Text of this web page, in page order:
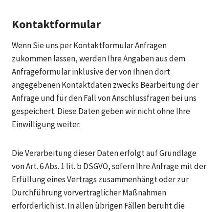
Kontaktformular
Wenn Sie uns per Kontaktformular Anfragen
zukommen lassen, werden Ihre Angaben aus dem
Anfrageformular inklusive der von Ihnen dort
angegebenen Kontaktdaten zwecks Bearbeitung der
Anfrage und für den Fall von Anschlussfragen bei uns
gespeichert. Diese Daten geben wir nicht ohne Ihre
Einwilligung weiter.
Die Verarbeitung dieser Daten erfolgt auf Grundlage
von Art. 6 Abs. 1 lit. b DSGVO, sofern Ihre Anfrage mit der
Erfüllung eines Vertrags zusammenhängt oder zur
Durchführung vorvertraglicher Maßnahmen
erforderlich ist. In allen übrigen Fällen beruht die